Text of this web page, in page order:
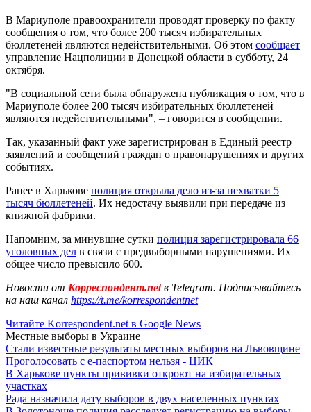
В Мариуполе правоохранители проводят проверку по факту
сообщения о том, что более 200 тысяч избирательных
бюллетеней являются недействительными. Об этом сообщает
управление Нацполиции в Донецкой области в субботу, 24
октября.
"В социальной сети была обнаружена публикация о том, что в
Мариуполе более 200 тысяч избирательных бюллетеней
являются недействительными", – говорится в сообщении.
Так, указанный факт уже зарегистрирован в Единый реестр
заявлений и сообщений граждан о правонарушениях и других
событиях.
Ранее в Харькове полиция открыла дело из-за нехватки 5
тысяч бюллетеней. Их недостачу выявили при передаче из
книжной фабрики.
Напомним, за минувшие сутки полиция зарегистрировала 66
уголовных дел в связи с предвыборными нарушениями. Их
общее число превысило 600.
Новости от Корреспондент.netв Telegram. Подписывайтесь
на наш канал https://t.me/korrespondentnet
Читайте Korrespondent.net в Google News
Местные выборы в Украине
Стали известные результаты местных выборов на Львовщине
Проголосовать с е-паспортом нельзя - ЦИК
В Харькове пункты прививки откроют на избирательных
участках
Рада назначила дату выборов в двух населенных пунктах